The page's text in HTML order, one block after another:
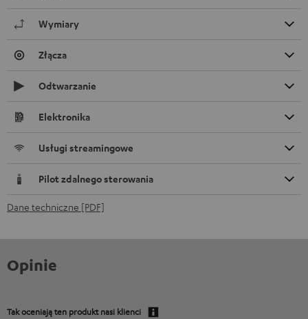
Wymiary
Złącza
Odtwarzanie
Elektronika
Usługi streamingowe
Pilot zdalnego sterowania
Dane techniczne [PDF]
Opinie
Tak oceniają ten produkt nasi klienci